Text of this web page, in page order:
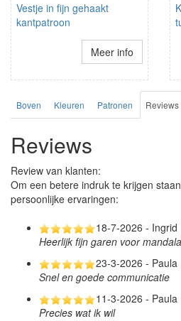
Vestje in fijn gehaakt
kantpatroon
Meer info
Boven Kleuren Patronen Reviews
Reviews
Review van klanten:
Om een betere indruk te krijgen
persoonlijke ervaringen:
18-7-2026 - Ingrid
Heerlijk fijn garen voor
23-3-2026 - Paula
Snel en goede communicatie
11-3-2026 - Paula
Precies wat ik wil